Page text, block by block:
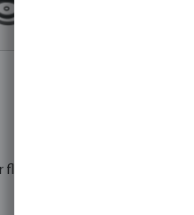
rate. All units are supplied